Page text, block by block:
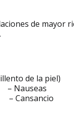
de mayor
de la piel)
–
–